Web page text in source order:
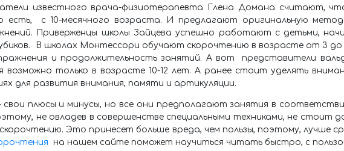
известного врача-физиотерапевта Глена Домана считают,
есть, с 10-месячного возраста. И предлагают оригинальную
Приверженцы школы Зайцева успешно работают с детьми,
В школах Монтессори обучают скорочтению в возрасте от 3
и продолжительность занятий. А вот представители
возможно только в возрасте 10-12 лет. А ранее стоит уделять
для развития внимания, памяти и артикуляции.
плюсы и минусы, но все они предполагают занятия в
не овладев в совершенстве специальными техниками, не стоит
Это принесет больше вреда, чем пользы, поэтому, лучше
на нашем сайте поможет научиться читать быстро, с